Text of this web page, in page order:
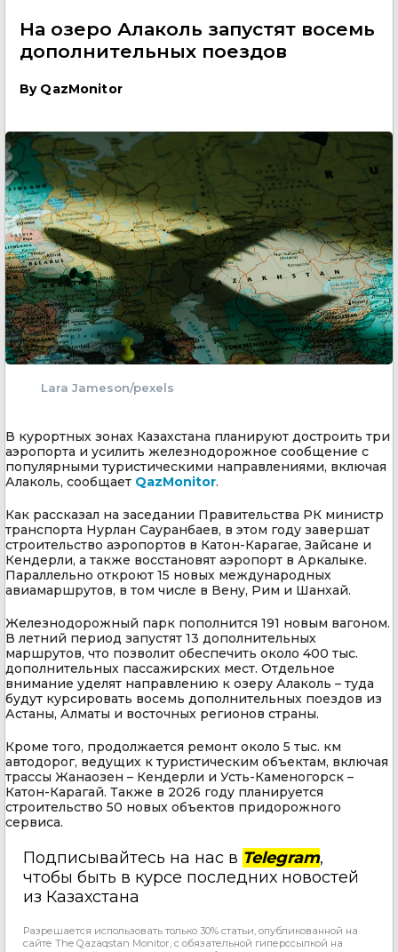
На озеро Алаколь запустят восемь
дополнительных поездов
By QazMonitor
Lara Jameson/pexels
В курортных зонах Казахстана планируют достроить три
аэропорта и усилить железнодорожное сообщение с
популярными туристическими направлениями, включая
Алаколь, сообщает QazMonitor.
Как рассказал на заседании Правительства РК министр
транспорта Нурлан Сауранбаев, в этом году завершат
строительство аэропортов в Катон-Карагае, Зайсане и
Кендерли, а также восстановят аэропорт в Аркалыке.
Параллельно откроют 15 новых международных
авиамаршрутов, в том числе в Вену, Рим и Шанхай.
Железнодорожный парк пополнится 191 новым вагоном.
В летний период запустят 13 дополнительных
маршрутов, что позволит обеспечить около 400 тыс.
дополнительных пассажирских мест. Отдельное
внимание уделят направлению к озеру Алаколь – туда
будут курсировать восемь дополнительных поездов из
Астаны, Алматы и восточных регионов страны.
Кроме того, продолжается ремонт около 5 тыс. км
автодорог, ведущих к туристическим объектам, включая
трассы Жанаозен – Кендерли и Усть-Каменогорск –
Катон-Карагай. Также в 2026 году планируется
строительство 50 новых объектов придорожного
сервиса.
Подписывайтесь на нас в Telegram,
чтобы быть в курсе последних новостей
из Казахстана
Разрешается использовать только 30% статьи, опубликованной на
сайте The Qazaqstan Monitor, с обязательной гиперссылкой на